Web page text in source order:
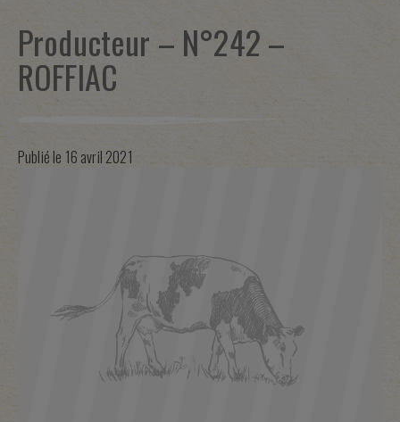
Producteur – N°242 –
ROFFIAC
Publié le 16 avril 2021